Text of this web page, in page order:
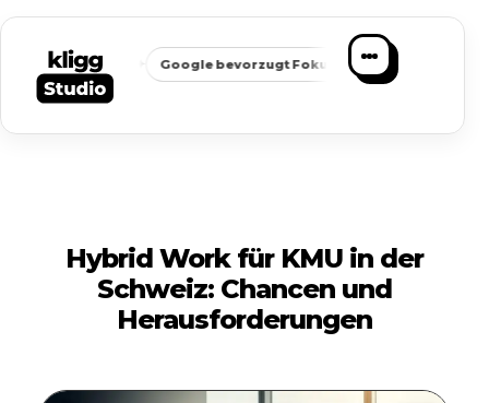
✦ Google bevorzugt Fokus ✦ Passende Anfragen statt
Hybrid Work für KMU in der
Schweiz: Chancen und
Herausforderungen